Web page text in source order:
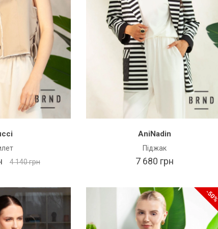
4 140 грн
AniNadin
Піджак
7 680 грн
-50%